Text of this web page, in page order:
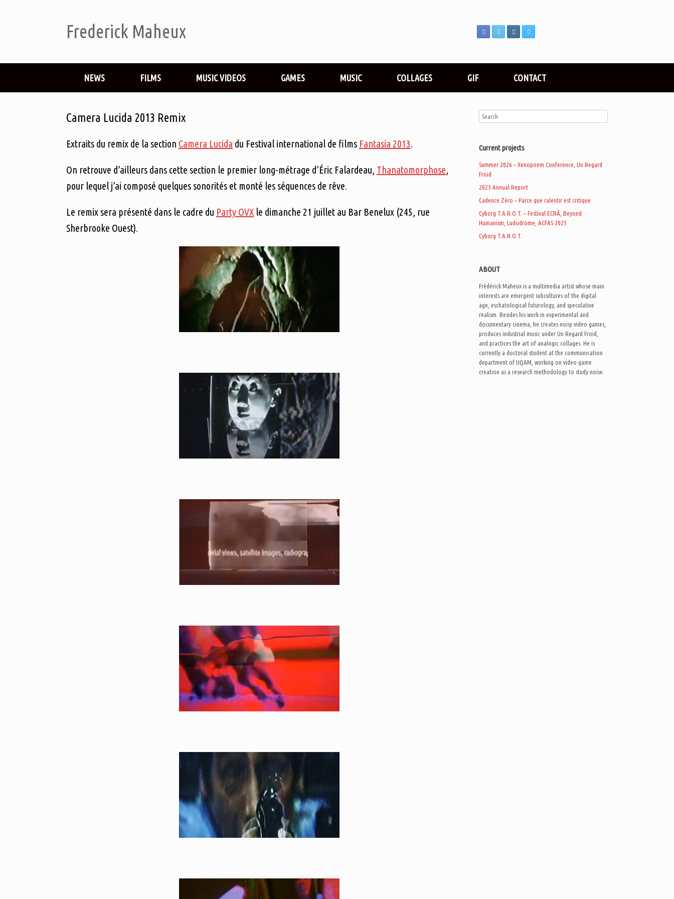
Frederick Maheux
NEWS FILMS MUSIC VIDEOS GAMES MUSIC COLLAGES GIF CONTACT
Camera Lucida 2013 Remix
Extraits du remix de la section Camera Lucida du Festival international de films Fantasia 2013.
On retrouve d’ailleurs dans cette section le premier long-métrage d’Éric Falardeau, Thanatomorphose,
pour lequel j’ai composé quelques sonorités et monté les séquences de rêve.
Le remix sera présenté dans le cadre du Party OVX le dimanche 21 juillet au Bar Benelux (245, rue
Sherbrooke Ouest).
Current projects
Summer 2026 – Xenopoem Conference, Un Regard
Froid
2025 Annual Report
Cadence Zéro – Parce que ralentir est critique
Cyborg T.A.R.O.T. – Festival ECRÃ, Beyond
Humanism, Ludodrome, ACFAS 2025
Cyborg T.A.R.O.T.
ABOUT
Frédérick Maheux is a multimedia artist whose main
interests are emergent subcultures of the digital
age, eschatological futurology, and speculative
realism. Besides his work in experimental and
documentary cinema, he creates noisy video games,
produces industrial music under Un Regard Froid,
and practices the art of analogic collages. He is
currently a doctoral student at the communication
department of UQAM, working on video game
creation as a research methodology to study noise.